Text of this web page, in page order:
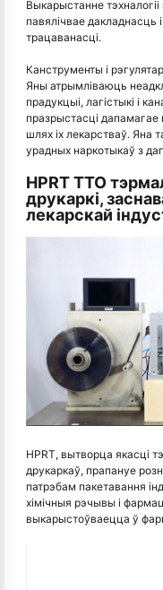
Выкарыстанне
павялічвае
трацаванасці.
Канструменты і
Яны атрымліваюць
прадукцыі, лагістыкі і
празрыстасці дапамагае
шлях іх лекарстваў. Яна
урадных наркотыкаў з
HPRT TTO
друкаркі,
лекарскай
HPRT, вытворца якасці
друкаркаў, прапануе
патрэбам пакетавання
хімічныя рэчывы і
выкарыстоўваецца ў